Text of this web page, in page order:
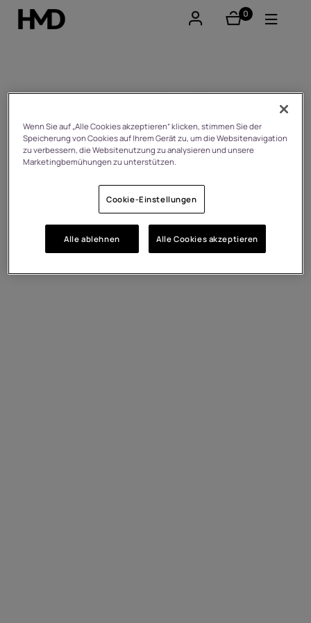
0
Artikel
Smartphones
Feature phones
Zubehör
Angebote
Our responsibility (CSR)
Wenn Sie auf „Alle Cookies akzeptieren“ klicken, stimmen Sie der
Speicherung von Cookies auf Ihrem Gerät zu, um die Websitenavigation
zu verbessern, die Websitenutzung zu analysieren und unsere
Marketingbemühungen zu unterstützen.
Cookie-Einstellungen
Alle ablehnen Alle Cookies akzeptieren